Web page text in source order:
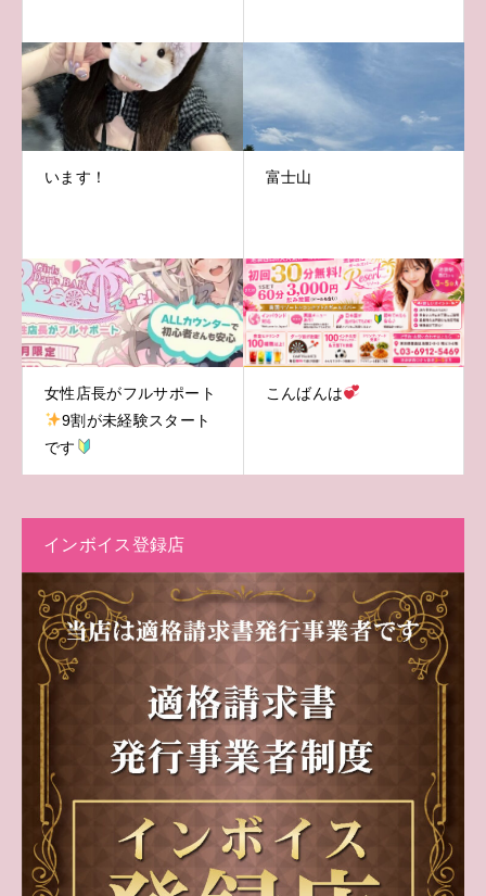
います！ 富士山
女性店長がフルサポート
9割が未経験スタート
です
こんばんは
インボイス登録店